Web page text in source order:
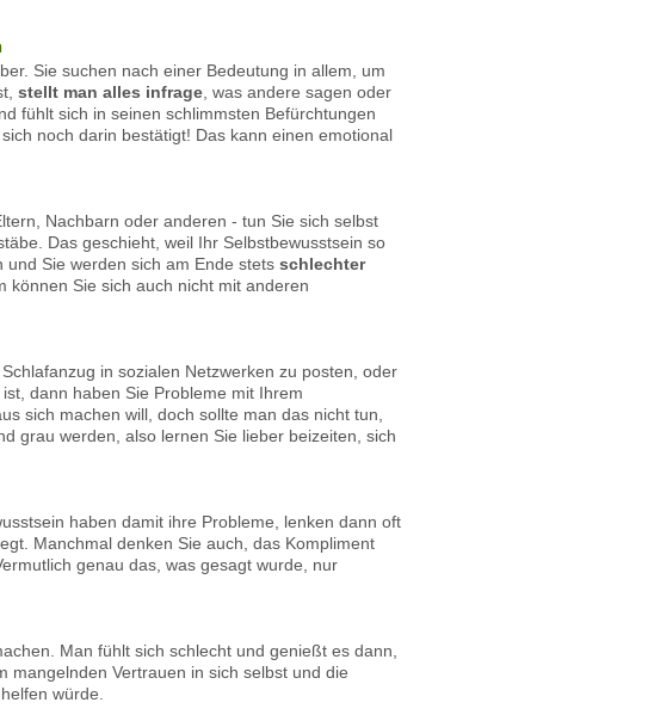
Sie suchen nach einer Bedeutung in allem, um
stellt man alles infrage , was andere sagen oder
fühlt sich in seinen schlimmsten Befürchtungen
noch darin bestätigt! Das kann einen emotional
Nachbarn oder anderen - tun Sie sich selbst
Das geschieht, weil Ihr Selbstbewusstsein so
Sie werden sich am Ende stets schlechter
können Sie sich auch nicht mit anderen
in sozialen Netzwerken zu posten, oder
dann haben Sie Probleme mit Ihrem
sich machen will, doch sollte man das nicht tun,
grau werden, also lernen Sie lieber beizeiten, sich
haben damit ihre Probleme, lenken dann oft
Manchmal denken Sie auch, das Kompliment
genau das, was gesagt wurde, nur
Man fühlt sich schlecht und genießt es dann,
mangelnden Vertrauen in sich selbst und die
würde.